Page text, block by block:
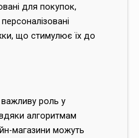
для покупок,
що стимулює їх до
важливу роль у
алгоритмам
магазини можуть